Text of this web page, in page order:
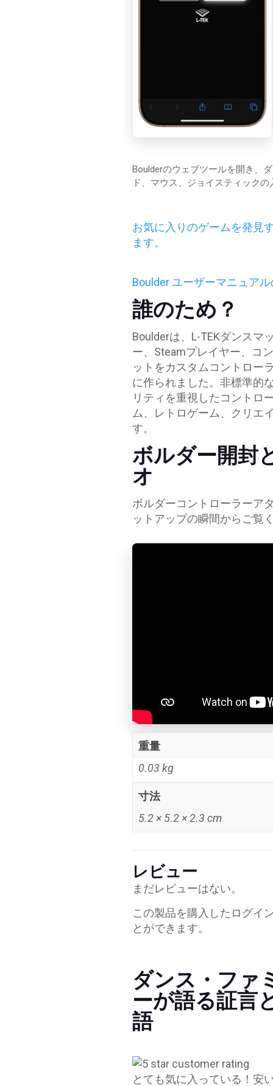
Boulderのウェブツールを開き、
ド、マウス、ジョイスティック
お気に入りのゲームを発見
ます。
Boulder ユーザーマニュア
誰のため？
Boulderは、L-TEKダンスマ
ー、Steamプレイヤー、コ
ットをカスタムコントロー
に作られました。非標準的
リティを重視したコントロ
ム、レトロゲーム、クリエ
す。
ボルダー開封
オ
ボルダーコントローラーア
ットアップの瞬間からご覧
重量
0.03 kg
寸法
5.2 × 5.2 × 2.3 cm
レビュー
まだレビューはない。
この製品を購入したログイ
とができます。
ダンス・ファ
ーが語る証言
語
とても気に入っている！安